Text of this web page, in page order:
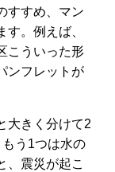
すすめ、マン
。例えば、
こういった形
ンフレットが
大きく分けて2
う1つは水の
、震災が起こ